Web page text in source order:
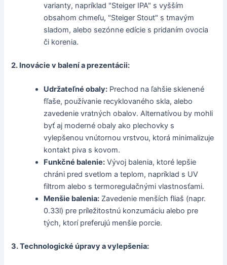
varianty, napríklad "Steiger IPA" s vyšším
obsahom chmeľu, "Steiger Stout" s tmavým
sladom, alebo sezónne edície s pridaním ovocia
či korenia.
2. Inovácie v balení a prezentácii:
Udržateľné obaly: Prechod na ľahšie sklenené
fľaše, používanie recyklovaného skla, alebo
zavedenie vratných obalov. Alternatívou by mohli
byť aj moderné obaly ako plechovky s
vylepšenou vnútornou vrstvou, ktorá minimalizuje
kontakt piva s kovom.
Funkčné balenie: Vývoj balenia, ktoré lepšie
chráni pred svetlom a teplom, napríklad s UV
filtrom alebo s termoregulačnými vlastnosťami.
Menšie balenia: Zavedenie menších fliaš (napr.
0.33l) pre príležitostnú konzumáciu alebo pre
tých, ktorí preferujú menšie porcie.
3. Technologické úpravy a vylepšenia: